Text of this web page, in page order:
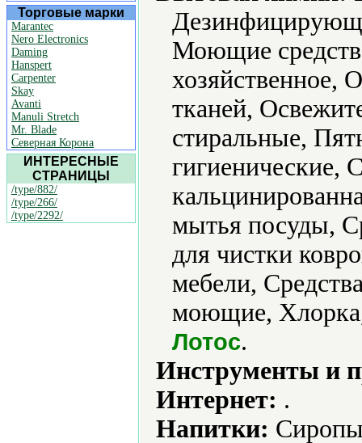
Торговые марки
Marantec
Nero Electronics
Daming
Hanspert
Carpenter
Skay
Avanti
Manuli Stretch
Mr. Blade
Северная Корона
ИНТЕРЕСНЫЕ
СТРАНИЦЫ
/type/882/
/type/266/
/type/2292/
Моющие
хозяйственное,
тканей,
стиральные,
гигиенические,
мытья посуды,
для чистки
мебели,
моющие,
Лотос.
Инструменты и
Интернет: .
Напитки: